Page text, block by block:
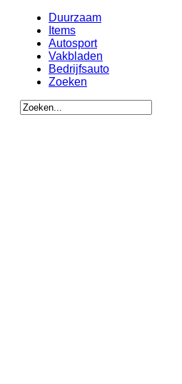
Duurzaam
Items
Autosport
Vakbladen
Bedrijfsauto
Zoeken